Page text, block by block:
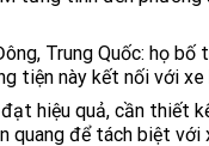
Trung Quốc: họ
tiện này kết nối với xe
hiệu quả, cần thiết
quang để tách biệt